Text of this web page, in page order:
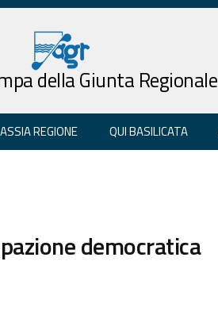
della Giunta Regionale
REGIONE QUI BASILICATA
democratica